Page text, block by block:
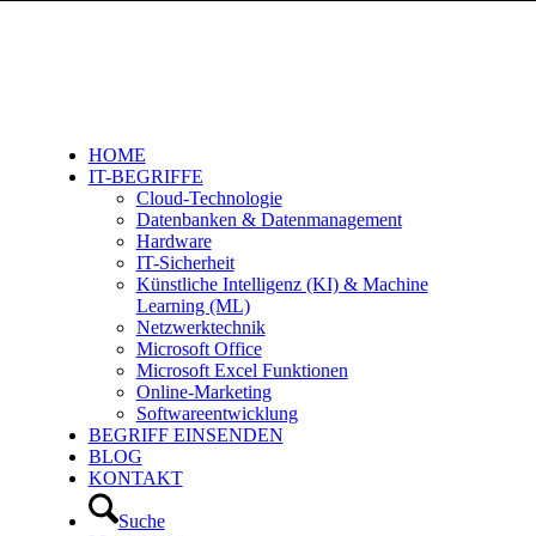
HOME
IT-BEGRIFFE
Cloud-Technologie
Datenbanken & Datenmanagement
Hardware
IT-Sicherheit
Künstliche Intelligenz (KI) & Machine
Learning (ML)
Netzwerktechnik
Microsoft Office
Microsoft Excel Funktionen
Online-Marketing
Softwareentwicklung
BEGRIFF EINSENDEN
BLOG
KONTAKT
Suche